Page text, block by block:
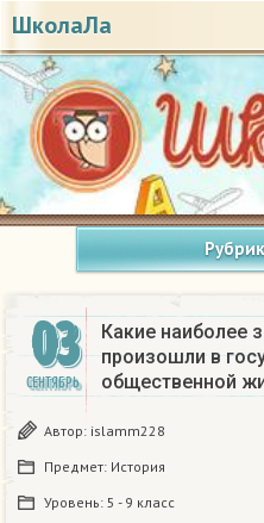
ШколаЛа
03
СЕНТЯБРЬ
Какие наиболее
произошли в
общественной
Автор: islamm228
Предмет: История
Уровень: 5 - 9 класс